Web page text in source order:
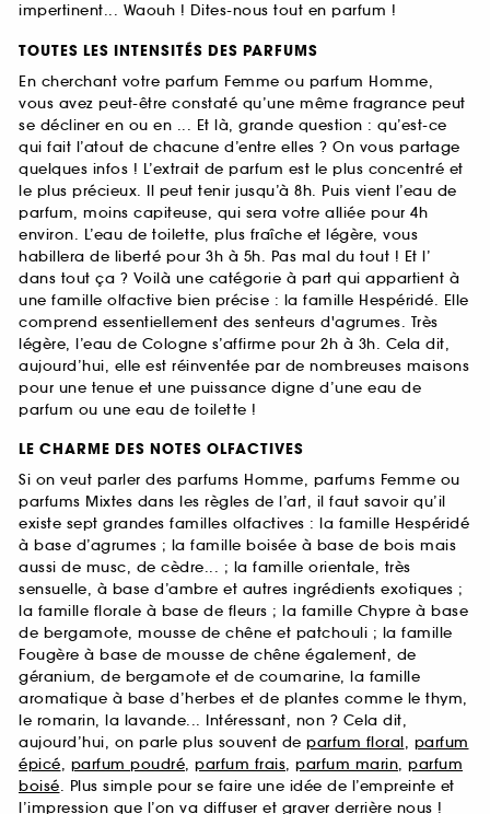
impertinent... Waouh ! Dites-nous tout en parfum !
TOUTES LES INTENSITÉS DES PARFUMS
En cherchant votre parfum Femme ou parfum Homme,
vous avez peut-être constaté qu’une même fragrance peut
se décliner en ou en ... Et là, grande question : qu’est-ce
qui fait l’atout de chacune d’entre elles ? On vous partage
quelques infos ! L’extrait de parfum est le plus concentré et
le plus précieux. Il peut tenir jusqu’à 8h. Puis vient l’eau de
parfum, moins capiteuse, qui sera votre alliée pour 4h
environ. L’eau de toilette, plus fraîche et légère, vous
habillera de liberté pour 3h à 5h. Pas mal du tout ! Et l’
dans tout ça ? Voilà une catégorie à part qui appartient à
une famille olfactive bien précise : la famille Hespéridé. Elle
comprend essentiellement des senteurs d'agrumes. Très
légère, l’eau de Cologne s’affirme pour 2h à 3h. Cela dit,
aujourd’hui, elle est réinventée par de nombreuses maisons
pour une tenue et une puissance digne d’une eau de
parfum ou une eau de toilette !
LE CHARME DES NOTES OLFACTIVES
Si on veut parler des parfums Homme, parfums Femme ou
parfums Mixtes dans les règles de l’art, il faut savoir qu’il
existe sept grandes familles olfactives : la famille Hespéridé
à base d’agrumes ; la famille boisée à base de bois mais
aussi de musc, de cèdre... ; la famille orientale, très
sensuelle, à base d’ambre et autres ingrédients exotiques ;
la famille florale à base de fleurs ; la famille Chypre à base
de bergamote, mousse de chêne et patchouli ; la famille
Fougère à base de mousse de chêne également, de
géranium, de bergamote et de coumarine, la famille
aromatique à base d’herbes et de plantes comme le thym,
le romarin, la lavande... Intéressant, non ? Cela dit,
aujourd’hui, on parle plus souvent de parfum floral, parfum
épicé, parfum poudré, parfum frais, parfum marin, parfum
boisé. Plus simple pour se faire une idée de l’empreinte et
l’impression que l’on va diffuser et graver derrière nous !